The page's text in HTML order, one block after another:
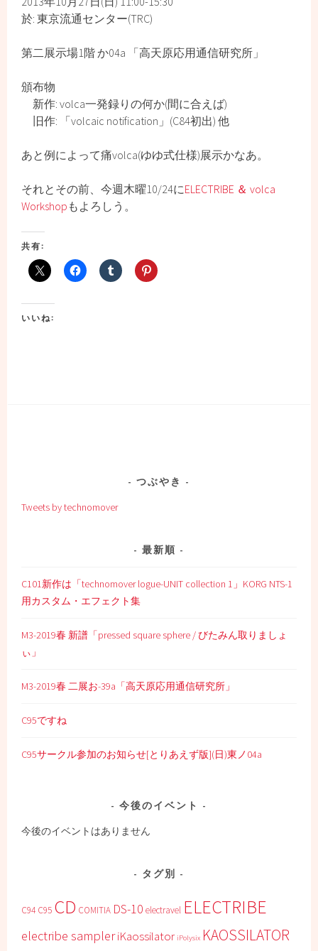
於: 東京流通センター(TRC)
第二展示場1階 か04a 「高天原応用通信研究所」
頒布物
新作: volca一発録りの何か(間に合えば)
旧作: 「volcaic notification」(C84初出) 他
あと例によって痛volca(ゆゆ式仕様)展示かなあ。
それとその前、今週木曜10/24にELECTRIBE ＆ volca
Workshop もよろしう。
共有:
いいね:
つぶやき
Tweets by technomover
最新順
C101新作は「technomover logue-UNIT collection 1」KORG NTS-1
用カスタム・エフェクト集
M3-2019春 新譜「pressed square sphere / びたみん取りましょ
ぃ」
M3-2019春 二展お-39a「高天原応用通信研究所」
C95ですね
C95サークル参加のお知らせ[とりあえず版](日)東ノ04a
今後のイベント
今後のイベントはありません
タグ別
C94 C95 CD COMITIA DS-10 electravel ELECTRIBE
electribe sampleriKaossilator iPolysix KAOSSILATOR